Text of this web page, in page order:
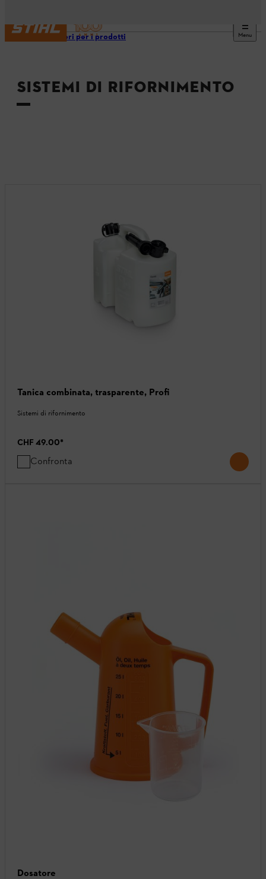
Menu
Accessori per i prodotti
SISTEMI DI RIFORNIMENTO
Tanica combinata, trasparente, Profi
Sistemi di rifornimento
CHF 49.00*
Confronta
Dosatore